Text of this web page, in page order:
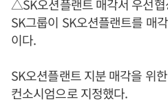
△SK오션플랜트 매각서 우선
​SK그룹이 SK오션플랜트를 매
이다.
SK오션플랜트 지분 매각을 위
컨소시엄으로 지정했다.